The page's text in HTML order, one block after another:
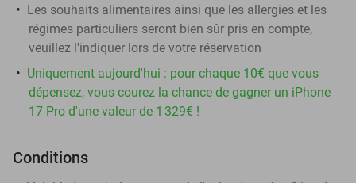
Les souhaits alimentaires ainsi que les allergies et les
régimes particuliers seront bien sûr pris en compte,
veuillez l'indiquer lors de votre réservation
Uniquement aujourd'hui : pour chaque 10€ que vous
dépensez, vous courez la chance de gagner un iPhone
17 Pro d'une valeur de 1 329€ !
Conditions